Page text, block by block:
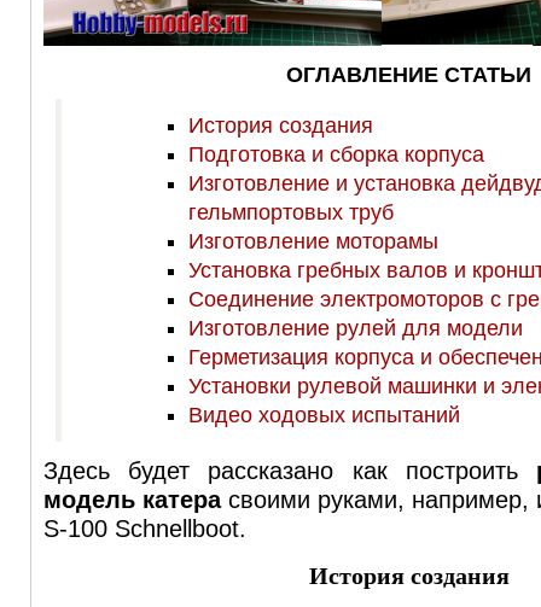
ОГЛАВЛЕНИЕ СТАТЬИ
История создания
Подготовка и сборка корпуса
Изготовление и установка
гельмпортовых труб
Изготовление моторамы
Установка гребных валов и
Соединение электромоторов с
Изготовление рулей для модели
Герметизация корпуса и
Установки рулевой машинки и
Видео ходовых испытаний
Здесь будет рассказано как построить
модель катерасвоими руками, например,
S-100 Schnellboot.
История создания